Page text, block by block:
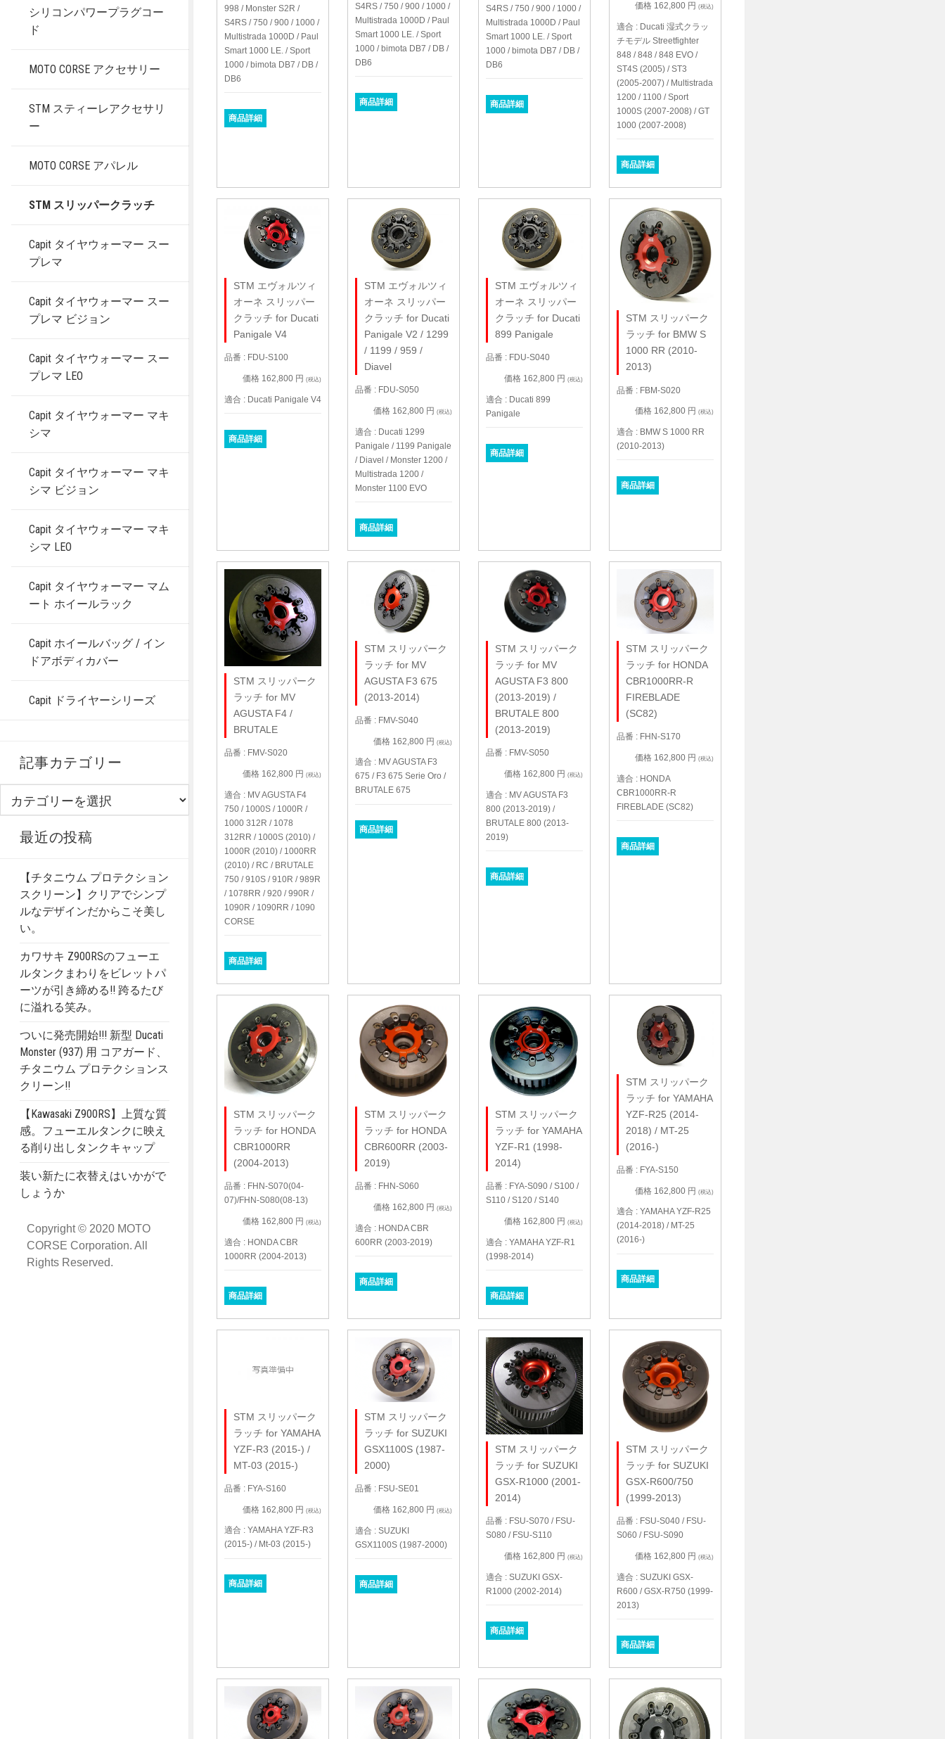
シリコンパワープラグコー
ド
MOTO CORSE アクセサリー
STM スティーレアクセサリ
ー
MOTO CORSE アパレル
STM スリッパークラッチ
Capit タイヤウォーマー スー
プレマ
Capit タイヤウォーマー スー
プレマ ビジョン
Capit タイヤウォーマー スー
プレマ LEO
Capit タイヤウォーマー マキ
シマ
Capit タイヤウォーマー マキ
シマ ビジョン
Capit タイヤウォーマー マキ
シマ LEO
Capit タイヤウォーマー マム
ート ホイールラック
Capit ホイールバッグ / イン
ドアボディカバー
Capit ドライヤーシリーズ
記事カテゴリー
最近の投稿
【チタニウム プロテクション
スクリーン】クリアでシンプ
ルなデザインだからこそ美し
い。
カワサキ Z900RSのフューエ
ルタンクまわりをビレットパ
ーツが引き締める!! 跨るたび
に溢れる笑み。
ついに発売開始!!! 新型 Ducati
Monster (937) 用 コアガード、
チタニウム プロテクションス
クリーン!!
【Kawasaki Z900RS】上質な質
感。フューエルタンクに映え
る削り出しタンクキャップ
装い新たに衣替えはいかがで
しょうか
Copyright © 2020 MOTO
CORSE Corporation. All
Rights Reserved.
998 / Monster S2R /
S4RS / 750 / 900 / 1000 /
Multistrada 1000D / Paul
Smart 1000 LE. / Sport
1000 / bimota DB7 / DB /
DB6
商品詳細
S4RS / 750 / 900 / 1000 /
Multistrada 1000D / Paul
Smart 1000 LE. / Sport
1000 / bimota DB7 / DB /
DB6
商品詳細
S4RS / 750 / 900 / 1000 /
Multistrada 1000D / Paul
Smart 1000 LE. / Sport
1000 / bimota DB7 / DB /
DB6
商品詳細
価格 162,800 円 (税込)
適合 : Ducati 湿式クラッ
チモデル Streetfighter
848 / 848 / 848 EVO /
ST4S (2005) / ST3
(2005-2007) / Multistrada
1200 / 1100 / Sport
1000S (2007-2008) / GT
1000 (2007-2008)
商品詳細
STM エヴォルツィ
オーネ スリッパー
クラッチ for Ducati
Panigale V4
品番 : FDU-S100
価格 162,800 円(税込)
適合 : Ducati Panigale V4
商品詳細
STM エヴォルツィ
オーネ スリッパー
クラッチ for Ducati
Panigale V2 / 1299
/ 1199 / 959 /
Diavel
品番 : FDU-S050
価格 162,800 円(税込)
適合 : Ducati 1299
Panigale / 1199 Panigale
/ Diavel / Monster 1200 /
Multistrada 1200 /
Monster 1100 EVO
商品詳細
STM エヴォルツィ
オーネ スリッパー
クラッチ for Ducati
899 Panigale
品番 : FDU-S040
価格 162,800 円 (税込)
適合 : Ducati 899
Panigale
商品詳細
STM スリッパーク
ラッチ for BMW S
1000 RR (2010-
2013)
品番 : FBM-S020
価格 162,800 円 (税込)
適合 : BMW S 1000 RR
(2010-2013)
商品詳細
STM スリッパーク
ラッチ for MV
AGUSTA F4 /
BRUTALE
品番 : FMV-S020
価格 162,800 円(税込)
適合 : MV AGUSTA F4
750 / 1000S / 1000R /
1000 312R / 1078
312RR / 1000S (2010) /
1000R (2010) / 1000RR
(2010) / RC / BRUTALE
750 / 910S / 910R / 989R
/ 1078RR / 920 / 990R /
1090R / 1090RR / 1090
CORSE
商品詳細
STM スリッパーク
ラッチ for MV
AGUSTA F3 675
(2013-2014)
品番 : FMV-S040
価格 162,800 円(税込)
適合 : MV AGUSTA F3
675 / F3 675 Serie Oro /
BRUTALE 675
商品詳細
STM スリッパーク
ラッチ for MV
AGUSTA F3 800
(2013-2019) /
BRUTALE 800
(2013-2019)
品番 : FMV-S050
価格 162,800 円 (税込)
適合 : MV AGUSTA F3
800 (2013-2019) /
BRUTALE 800 (2013-
2019)
商品詳細
STM スリッパーク
ラッチ for HONDA
CBR1000RR-R
FIREBLADE
(SC82)
品番 : FHN-S170
価格 162,800 円 (税込)
適合 : HONDA
CBR1000RR-R
FIREBLADE (SC82)
商品詳細
STM スリッパーク
ラッチ for HONDA
CBR1000RR
(2004-2013)
品番 : FHN-S070(04-
07)/FHN-S080(08-13)
価格 162,800 円(税込)
適合 : HONDA CBR
1000RR (2004-2013)
商品詳細
STM スリッパーク
ラッチ for HONDA
CBR600RR (2003-
2019)
品番 : FHN-S060
価格 162,800 円(税込)
適合 : HONDA CBR
600RR (2003-2019)
商品詳細
STM スリッパーク
ラッチ for YAMAHA
YZF-R1 (1998-
2014)
品番 : FYA-S090 / S100 /
S110 / S120 / S140
価格 162,800 円 (税込)
適合 : YAMAHA YZF-R1
(1998-2014)
商品詳細
STM スリッパーク
ラッチ for YAMAHA
YZF-R25 (2014-
2018) / MT-25
(2016-)
品番 : FYA-S150
価格 162,800 円 (税込)
適合 : YAMAHA YZF-R25
(2014-2018) / MT-25
(2016-)
商品詳細
STM スリッパーク
ラッチ for YAMAHA
YZF-R3 (2015-) /
MT-03 (2015-)
品番 : FYA-S160
価格 162,800 円(税込)
適合 : YAMAHA YZF-R3
(2015-) / Mt-03 (2015-)
商品詳細
STM スリッパーク
ラッチ for SUZUKI
GSX1100S (1987-
2000)
品番 : FSU-SE01
価格 162,800 円(税込)
適合 : SUZUKI
GSX1100S (1987-2000)
商品詳細
STM スリッパーク
ラッチ for SUZUKI
GSX-R1000 (2001-
2014)
品番 : FSU-S070 / FSU-
S080 / FSU-S110
価格 162,800 円 (税込)
適合 : SUZUKI GSX-
R1000 (2002-2014)
商品詳細
STM スリッパーク
ラッチ for SUZUKI
GSX-R600/750
(1999-2013)
品番 : FSU-S040 / FSU-
S060 / FSU-S090
価格 162,800 円 (税込)
適合 : SUZUKI GSX-
R600 / GSX-R750 (1999-
2013)
商品詳細